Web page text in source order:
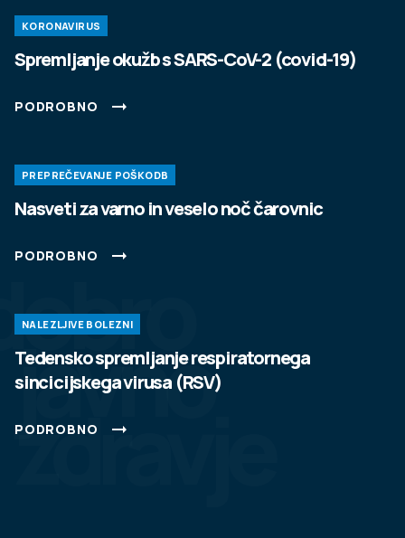
javno
zdravje
KORONAVIRUS
Spremljanje okužb s SARS-CoV-2 (covid-19)
PODROBNO
PREPREČEVANJE POŠKODB
Nasveti za varno in veselo noč čarovnic
PODROBNO
NALEZLJIVE BOLEZNI
Tedensko spremljanje respiratornega
sincicijskega virusa (RSV)
PODROBNO